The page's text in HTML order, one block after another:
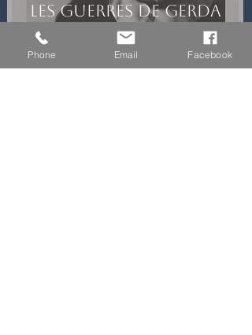
Les guerres de Gerda
Taro
Phone Email Facebook